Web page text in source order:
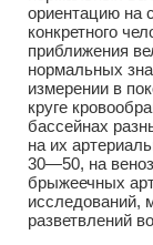
ориентацию на
конкретного
приближения
нормальных
измерении в
круге
бассейнах
на их
30—50, на
брыжеечных
исследований,
разветвлений